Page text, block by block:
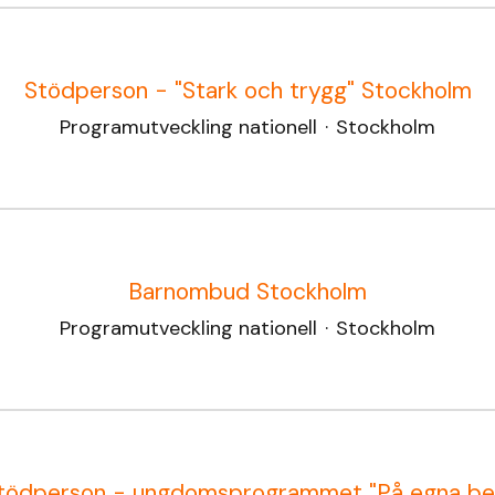
Stödperson - "Stark och trygg" Stockholm
Programutveckling nationell · Stockholm
Barnombud Stockholm
Programutveckling nationell · Stockholm